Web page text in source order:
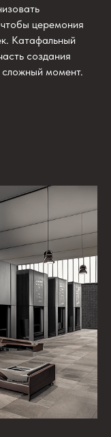
церемония
Катафальный
создания
момент.